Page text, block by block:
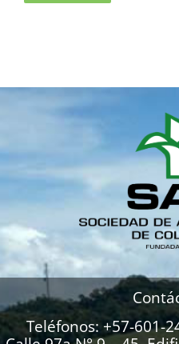
Teléfonos: +57-601-